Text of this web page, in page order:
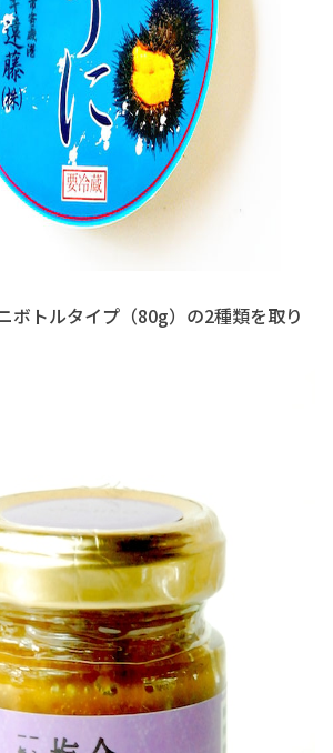
ボトルタイプ（80g）の2種類を取り